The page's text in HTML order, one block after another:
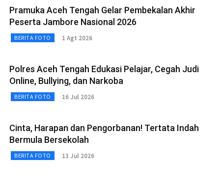
Pramuka Aceh Tengah Gelar Pembekalan Akhir
Peserta Jambore Nasional 2026
BERITA FOTO 1 Agt 2026
Polres Aceh Tengah Edukasi Pelajar, Cegah Judi
Online, Bullying, dan Narkoba
BERITA FOTO 16 Jul 2026
Cinta, Harapan dan Pengorbanan! Tertata Indah
Bermula Bersekolah
BERITA FOTO 13 Jul 2026